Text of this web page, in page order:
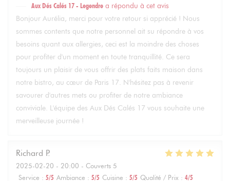
Aux Dés Calés 17 - Legendre a répondu à cet avis
Bonjour Aurélia, merci pour votre retour si apprécié ! Nous
sommes contents que notre personnel ait su répondre à vos
besoins quant aux allergies, ceci est la moindre des choses
pour profiter d'un moment en toute tranquillité. Ce sera
toujours un plaisir de vous offrir des plats faits maison dans
notre bistro, au cœur de Paris 17. N'hésitez pas à revenir
savourer d'autres mets ou profiter de notre ambiance
conviviale. L'équipe des Aux Dés Calés 17 vous souhaite une
merveilleuse journée !
Richard P
2025-02-20 - 20:00 - Couverts 5
Service : 5/5 Ambiance : 5/5 Cuisine : 5/5 Qualité / Prix : 4/5